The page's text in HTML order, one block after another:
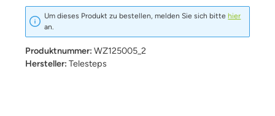
Um dieses Produkt zu bestellen, melden Sie sich bitte hier
an.
Produktnummer: WZ125005_2
Hersteller: Telesteps